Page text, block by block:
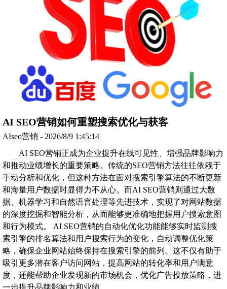
AI SEO营销如何重塑搜索优化与获客
AIseo营销 - 2026/8/9 1:45:14
AI SEO营销正成为企业提升在线可见性、增强品牌影响力
和推动业绩增长的重要策略。传统的SEO营销方法往往依赖于
手动分析和优化，但这种方法在面对搜索引擎算法的不断更新
和海量用户数据时显得力不从心。而AI SEO营销则通过大数
据、机器学习和自然语言处理等先进技术，实现了对网站数据
的深度挖掘和智能分析，从而能够更准确地把握用户搜索意图
和行为模式。 AI SEO营销的自动化优化功能能够实时监测搜
索引擎的排名算法和用户搜索行为的变化，自动调整优化策
略，确保企业网站始终保持在搜索引擎的前列。这不仅有助于
吸引更多潜在客户访问网站，提高网站的转化率和用户满意
度，还能帮助企业发现新的市场机会，优化广告投放策略，进